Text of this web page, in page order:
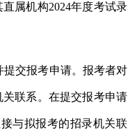
属机构2024年度考试录
提交报考申请。报考者对
联系。在提交报考申请
与拟报考的招录机关联